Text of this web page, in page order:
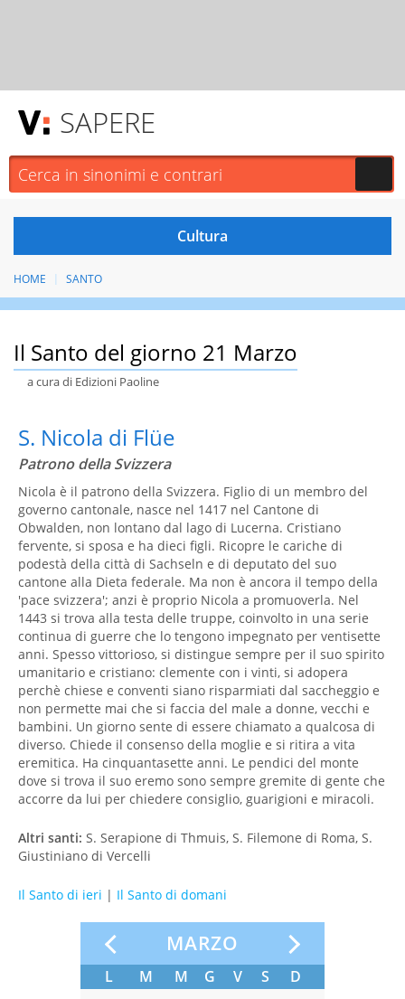
SAPERE
HOME SANTO
Il Santo del giorno 21 Marzo
a cura di Edizioni Paoline
S. Nicola di Flüe
Patrono della Svizzera
Nicola è il patrono della Svizzera. Figlio di un membro del
governo cantonale, nasce nel 1417 nel Cantone di
Obwalden, non lontano dal lago di Lucerna. Cristiano
fervente, si sposa e ha dieci figli. Ricopre le cariche di
podestà della città di Sachseln e di deputato del suo
cantone alla Dieta federale. Ma non è ancora il tempo della
'pace svizzera'; anzi è proprio Nicola a promuoverla. Nel
1443 si trova alla testa delle truppe, coinvolto in una serie
continua di guerre che lo tengono impegnato per ventisette
anni. Spesso vittorioso, si distingue sempre per il suo spirito
umanitario e cristiano: clemente con i vinti, si adopera
perchè chiese e conventi siano risparmiati dal saccheggio e
non permette mai che si faccia del male a donne, vecchi e
bambini. Un giorno sente di essere chiamato a qualcosa di
diverso. Chiede il consenso della moglie e si ritira a vita
eremitica. Ha cinquantasette anni. Le pendici del monte
dove si trova il suo eremo sono sempre gremite di gente che
accorre da lui per chiedere consiglio, guarigioni e miracoli.
Altri santi: S. Serapione di Thmuis, S. Filemone di Roma, S.
Giustiniano di Vercelli
Il Santo di ieri | Il Santo di domani
MARZO
L M M G V S D